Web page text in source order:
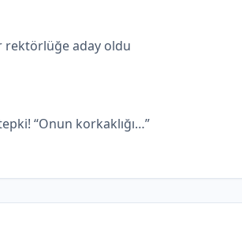
rektörlüğe aday oldu
“Onun korkaklığı…”